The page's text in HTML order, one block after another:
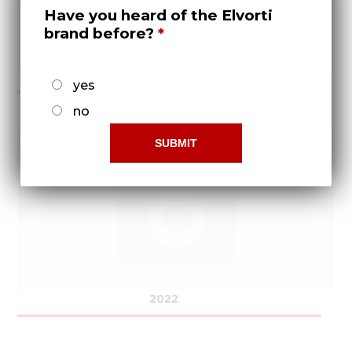
2022
Have you heard of the Elvorti
brand before?
yes
no